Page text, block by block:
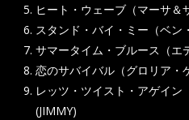
ヒート・ウェーブ（マーサ＆
スタンド・バイ・ミー（ベン
サマータイム・ブルース（エ
恋のサバイバル（グロリア・
レッツ・ツイスト・アゲイン
(JIMMY)